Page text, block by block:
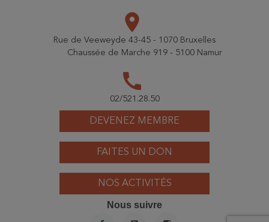
DEVENEZ MEMBRE
FAITES UN DON
NOS ACTIVITÉS
place
Rue de Veeweyde 43-45 - 1070 Bruxelles
Chaussée de Marche 919 - 5100 Namur
call
02/521.28.50
Nous suivre